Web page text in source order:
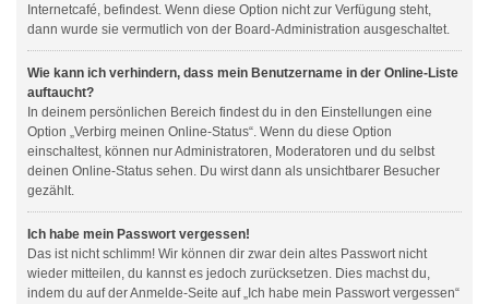
Internetcafé, befindest. Wenn diese Option nicht zur Verfügung steht,
dann wurde sie vermutlich von der Board-Administration ausgeschaltet.
Wie kann ich verhindern, dass mein Benutzername in der Online-Liste
auftaucht?
In deinem persönlichen Bereich findest du in den Einstellungen eine
Option „Verbirg meinen Online-Status“. Wenn du diese Option
einschaltest, können nur Administratoren, Moderatoren und du selbst
deinen Online-Status sehen. Du wirst dann als unsichtbarer Besucher
gezählt.
Ich habe mein Passwort vergessen!
Das ist nicht schlimm! Wir können dir zwar dein altes Passwort nicht
wieder mitteilen, du kannst es jedoch zurücksetzen. Dies machst du,
indem du auf der Anmelde-Seite auf „Ich habe mein Passwort vergessen“